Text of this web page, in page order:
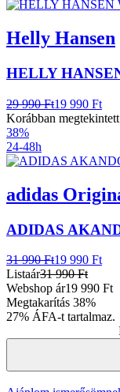
Helly Hansen
HELLY
29 990 Ft19 990 Ft
Korábban
38%
24-48h
adidas
ADIDAS
31 990 Ft19 990 Ft
Listaár31 990 Ft
Webshop ár19 990 Ft
Megtakarítás 38%
27% ÁFA-t tartalmaz.